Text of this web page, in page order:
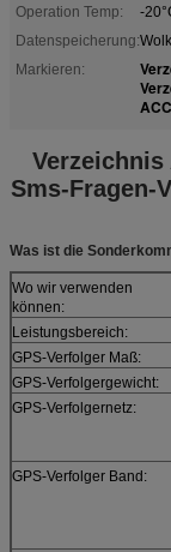
Operation Temp:
-
Datenspeicherung:
Markieren:
Verzeichnis
Sms-Fragen-
Was ist die
Wo wir verwenden
können:
Leistungsbereich:
GPS-Verfolger Maß:
GPS-Verfolgergewicht:
GPS-Verfolgernetz:
GPS-Verfolger Band: